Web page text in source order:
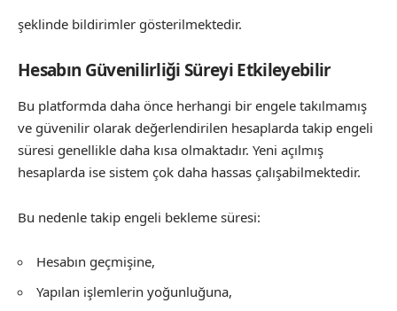
şeklinde bildirimler gösterilmektedir.
Hesabın Güvenilirliği Süreyi Etkileyebilir
Bu platformda daha önce herhangi bir engele takılmamış
ve güvenilir olarak değerlendirilen hesaplarda takip engeli
süresi genellikle daha kısa olmaktadır. Yeni açılmış
hesaplarda ise sistem çok daha hassas çalışabilmektedir.
Bu nedenle takip engeli bekleme süresi:
Hesabın geçmişine,
Yapılan işlemlerin yoğunluğuna,